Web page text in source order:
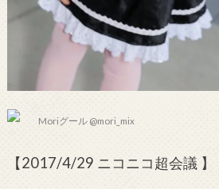
Moriグール @mori_mix
【2017/4/29 ニコニコ超会議 】